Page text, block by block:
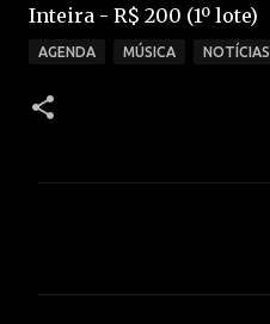
Inteira - R$ 200 (1º lote)
AGENDA MÚSICA NOTÍCIAS